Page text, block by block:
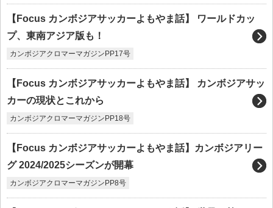
【Focus カンボジアサッカーよもやま話】 ワールドカッ
プ、東南アジア版も！
カンボジアクロマーマガジンPP17号
【Focus カンボジアサッカーよもやま話】 カンボジアサッ
カーの現状とこれから
カンボジアクロマーマガジンPP18号
【Focus カンボジアサッカーよもやま話】カンボジアリー
グ 2024/2025シーズンが開幕
カンボジアクロマーマガジンPP8号